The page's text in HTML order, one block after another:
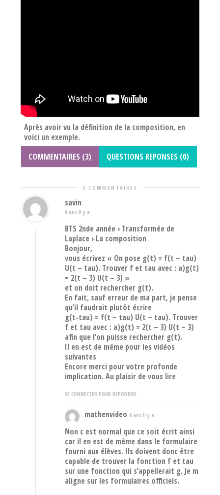
Après avoir vu la définition de la composition, en
voici un exemple.
COMMENTAIRES (3)
QUESTIONS REPONSES (0)
3 COMMENTAIRES
savin
8 ans Il y a
BTS 2nde année › Transformée de
Laplace › La composition
Bonjour,
vous écrivez « On pose g(t) = f(t – tau)
U(t – tau). Trouver f et tau avec : a)g(t)
= 2(t – 3) U(t – 3) »
et on doit rechercher g(t).
En fait, sauf erreur de ma part, je pense
qu’il faudrait plutôt écrire
g(t-tau) = f(t – tau) U(t – tau). Trouver
f et tau avec : a)g(t) = 2(t – 3) U(t – 3)
afin que l’on puisse rechercher g(t).
Il en est de même pour les vidéos
suivantes
Encore merci pour votre profonde
implication. Au plaisir de vous lire
SE CONNECTER POUR RÉPONDRE
mathenvideo 8 ans Il y a
Non c est normal que ce soit écrit ainsi
car il en est de même dans le formulaire
fourni aux élèves. Ils doivent donc être
capable de trouver la fonction f et tau
sur une fonction qui s’appellerait g. Je m
aligne sur les formulaires officiels.